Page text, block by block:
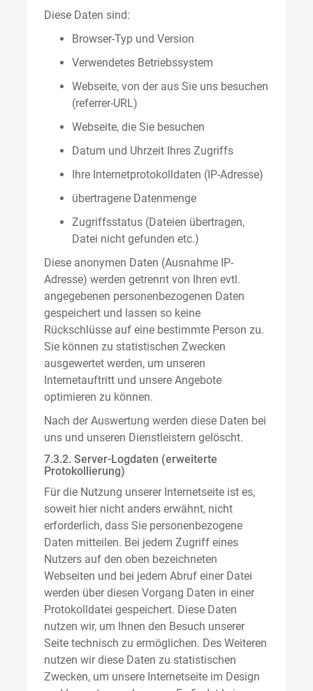
Diese Daten sind:
Browser-Typ und Version
Verwendetes Betriebssystem
Webseite, von der aus Sie uns besuchen
(referrer-URL)
Webseite, die Sie besuchen
Datum und Uhrzeit Ihres Zugriffs
Ihre Internetprotokolldaten (IP-Adresse)
übertragene Datenmenge
Zugriffsstatus (Dateien übertragen,
Datei nicht gefunden etc.)
Diese anonymen Daten (Ausnahme IP-
Adresse) werden getrennt von Ihren evtl.
angegebenen personenbezogenen Daten
gespeichert und lassen so keine
Rückschlüsse auf eine bestimmte Person zu.
Sie können zu statistischen Zwecken
ausgewertet werden, um unseren
Internetauftritt und unsere Angebote
optimieren zu können.
Nach der Auswertung werden diese Daten bei
uns und unseren Dienstleistern gelöscht.
7.3.2. Server-Logdaten (erweiterte
Protokollierung)
Für die Nutzung unserer Internetseite ist es,
soweit hier nicht anders erwähnt, nicht
erforderlich, dass Sie personenbezogene
Daten mitteilen. Bei jedem Zugriff eines
Nutzers auf den oben bezeichneten
Webseiten und bei jedem Abruf einer Datei
werden über diesen Vorgang Daten in einer
Protokolldatei gespeichert. Diese Daten
nutzen wir, um Ihnen den Besuch unserer
Seite technisch zu ermöglichen. Des Weiteren
nutzen wir diese Daten zu statistischen
Zwecken, um unsere Internetseite im Design